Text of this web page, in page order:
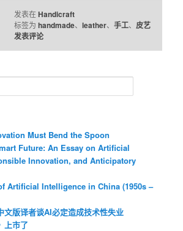
发表在 Handicraft
标签为 handmade、 leather、 手工、 皮艺
发表评论
Must Bend the Spoon
Future: An Essay on Artificial
Innovation, and Anticipatory
Artificial Intelligence in China (1950s –
文版译者谈AI必定造成技术性失业
上市了